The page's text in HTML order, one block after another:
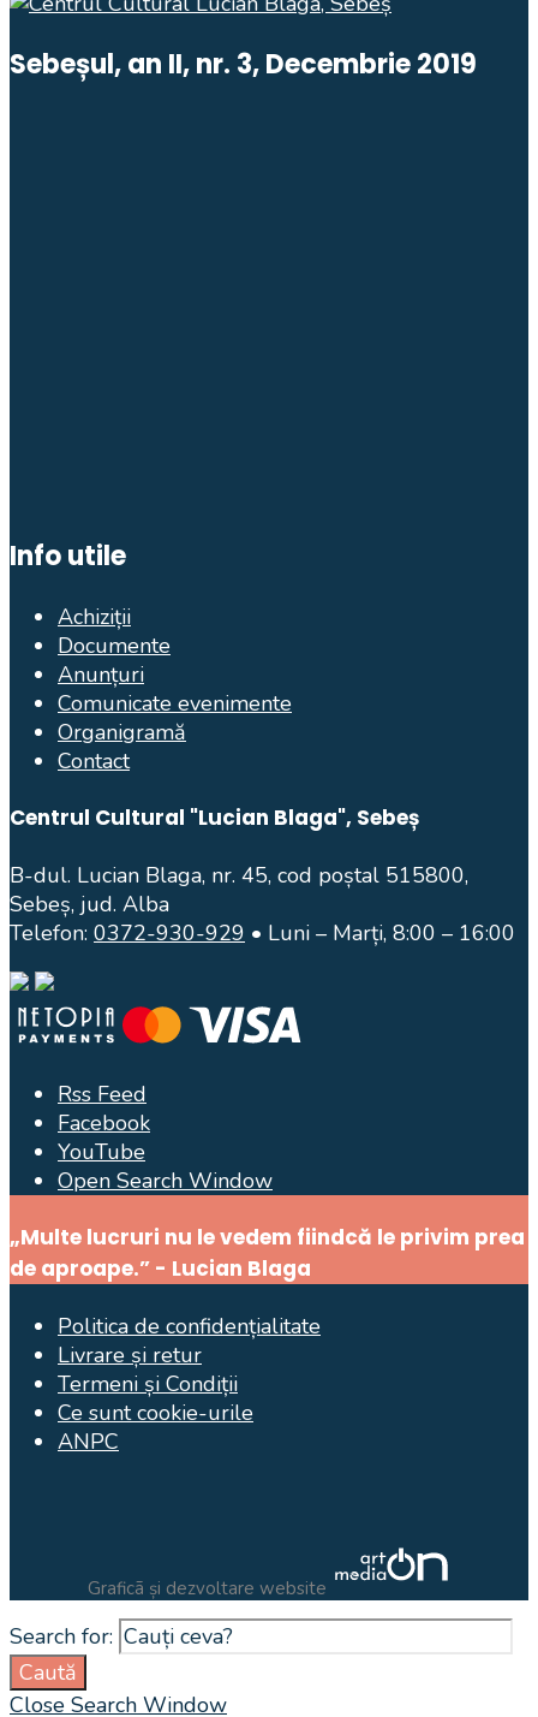
Sebeșul, an II, nr. 3, Decembrie 2019
Info utile
Achiziții
Documente
Anunțuri
Comunicate evenimente
Organigramă
Contact
Centrul Cultural "Lucian Blaga", Sebeș
B-dul. Lucian Blaga, nr. 45, cod poștal 515800,
Sebeș, jud. Alba
Telefon: 0372-930-929 • Luni – Marți, 8:00 – 16:00
Rss Feed
Facebook
YouTube
Open Search Window
„Multe lucruri nu le vedem fiindcă le privim prea
de aproape.” - Lucian Blaga
Politica de confidențialitate
Livrare și retur
Termeni și Condiții
Ce sunt cookie-urile
ANPC
Graficã și dezvoltare website
Search for:
Caută
Close Search Window